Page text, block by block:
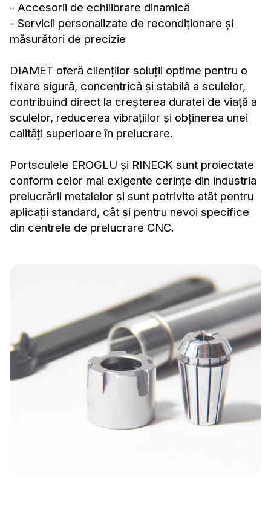
- Accesorii de echilibrare dinamică
- Servicii personalizate de recondiționare și
măsurători de precizie
DIAMET oferă clienților soluții optime pentru o
fixare sigură, concentrică și stabilă a sculelor,
contribuind direct la creșterea duratei de viață a
sculelor, reducerea vibrațiilor și obținerea unei
calități superioare în prelucrare.
Portsculele EROGLU și RINECK sunt proiectate
conform celor mai exigente cerințe din industria
prelucrării metalelor și sunt potrivite atât pentru
aplicații standard, cât și pentru nevoi specifice
din centrele de prelucrare CNC.